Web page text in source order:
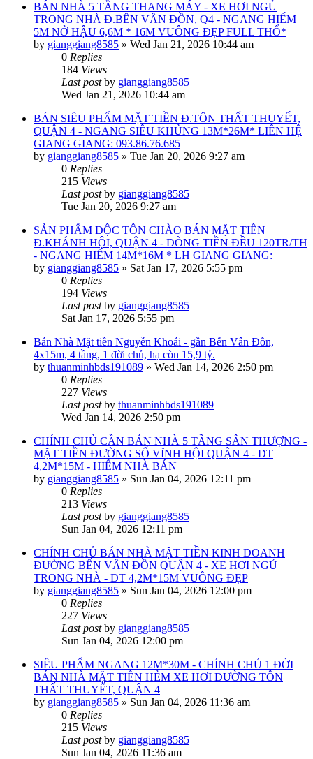
BÁN NHÀ 5 TẦNG THANG MÁY - XE HƠI NGỦ
TRONG NHÀ Đ.BÊN VÂN ĐỒN, Q4 - NGANG HIẾM
5M NỞ HẬU 6,6M * 16M VUÔNG ĐẸP FULL THỔ*
by gianggiang8585 » Wed Jan 21, 2026 10:44 am
0 Replies
184 Views
Last postby gianggiang8585
Wed Jan 21, 2026 10:44 am
BÁN SIÊU PHẨM MẶT TIỀN Đ.TÔN THẤT THUYẾT,
QUẬN 4 - NGANG SIÊU KHỦNG 13M*26M* LIÊN HỆ
GIANG GIANG: 093.86.76.685
by gianggiang8585 » Tue Jan 20, 2026 9:27 am
0 Replies
215 Views
Last postby gianggiang8585
Tue Jan 20, 2026 9:27 am
SẢN PHẨM ĐỘC TÔN CHÀO BÁN MẶT TIỀN
Đ.KHÁNH HỘI, QUẬN 4 - DÒNG TIỀN ĐỀU 120TR/TH
- NGANG HIẾM 14M*16M * LH GIANG GIANG:
by gianggiang8585 » Sat Jan 17, 2026 5:55 pm
0 Replies
194 Views
Last postby gianggiang8585
Sat Jan 17, 2026 5:55 pm
Bán Nhà Mặt tiền Nguyễn Khoái - gần Bến Vân Đồn,
4x15m, 4 tầng, 1 đời chủ, hạ còn 15,9 tỷ.
by thuanminhbds191089 » Wed Jan 14, 2026 2:50 pm
0 Replies
227 Views
Last postby thuanminhbds191089
Wed Jan 14, 2026 2:50 pm
CHÍNH CHỦ CẦN BÁN NHÀ 5 TẦNG SÂN THƯỢNG -
MẶT TIỀN ĐƯỜNG SỐ VĨNH HỘI QUẬN 4 - DT
4,2M*15M - HIẾM NHÀ BÁN
by gianggiang8585 » Sun Jan 04, 2026 12:11 pm
0 Replies
213 Views
Last postby gianggiang8585
Sun Jan 04, 2026 12:11 pm
CHÍNH CHỦ BÁN NHÀ MẶT TIỀN KINH DOANH
ĐƯỜNG BẾN VÂN ĐỒN QUẬN 4 - XE HƠI NGỦ
TRONG NHÀ - DT 4,2M*15M VUÔNG ĐẸP
by gianggiang8585 » Sun Jan 04, 2026 12:00 pm
0 Replies
227 Views
Last postby gianggiang8585
Sun Jan 04, 2026 12:00 pm
SIÊU PHẨM NGANG 12M*30M - CHÍNH CHỦ 1 ĐỜI
BÁN NHÀ MẶT TIỀN HẺM XE HƠI ĐƯỜNG TÔN
THẤT THUYẾT, QUẬN 4
by gianggiang8585 » Sun Jan 04, 2026 11:36 am
0 Replies
215 Views
Last postby gianggiang8585
Sun Jan 04, 2026 11:36 am